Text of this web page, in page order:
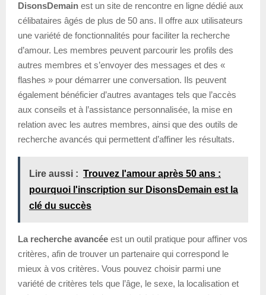
DisonsDemain est un site de rencontre en ligne dédié aux
célibataires âgés de plus de 50 ans. Il offre aux utilisateurs
une variété de fonctionnalités pour faciliter la recherche
d’amour. Les membres peuvent parcourir les profils des
autres membres et s’envoyer des messages et des «
flashes » pour démarrer une conversation. Ils peuvent
également bénéficier d’autres avantages tels que l’accès
aux conseils et à l’assistance personnalisée, la mise en
relation avec les autres membres, ainsi que des outils de
recherche avancés qui permettent d’affiner les résultats.
Lire aussi : Trouvez l'amour après 50 ans :
pourquoi l'inscription sur DisonsDemain est la
clé du succès
La recherche avancée est un outil pratique pour affiner vos
critères, afin de trouver un partenaire qui correspond le
mieux à vos critères. Vous pouvez choisir parmi une
variété de critères tels que l’âge, le sexe, la localisation et